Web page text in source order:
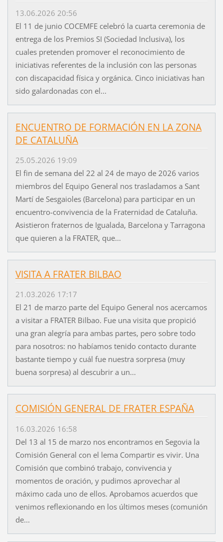
13.06.2026 20:56
El 11 de junio COCEMFE celebró la cuarta ceremonia de
entrega de los Premios SI (Sociedad Inclusiva), los
cuales pretenden promover el reconocimiento de
iniciativas referentes de la inclusión con las personas
con discapacidad física y orgánica. Cinco iniciativas han
sido galardonadas con el...
ENCUENTRO DE FORMACIÓN EN LA ZONA
DE CATALUÑA
25.05.2026 19:09
El fin de semana del 22 al 24 de mayo de 2026 varios
miembros del Equipo General nos trasladamos a Sant
Martí de Sesgaioles (Barcelona) para participar en un
encuentro-convivencia de la Fraternidad de Cataluña.
Asistieron fraternos de Igualada, Barcelona y Tarragona
que quieren a la FRATER, que...
VISITA A FRATER BILBAO
21.03.2026 17:17
El 21 de marzo parte del Equipo General nos acercamos
a visitar a FRATER Bilbao. Fue una visita que propició
una gran alegría para ambas partes, pero sobre todo
para nosotros: no habíamos tenido contacto durante
bastante tiempo y cuál fue nuestra sorpresa (muy
buena sorpresa) al descubrir a un...
COMISIÓN GENERAL DE FRATER ESPAÑA
16.03.2026 16:58
Del 13 al 15 de marzo nos encontramos en Segovia la
Comisión General con el lema Compartir es vivir. Una
Comisión que combinó trabajo, convivencia y
momentos de oración, y pudimos aprovechar al
máximo cada uno de ellos. Aprobamos acuerdos que
venimos reflexionando en los últimos meses (comunión
de...